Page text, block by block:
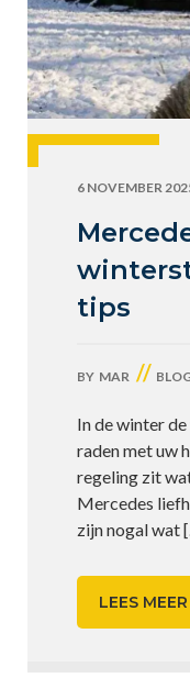
6 NOVEMBER
tips
BY MAR //
In de winter
raden met uw
regeling zit
Mercedes
zijn nogal wat
LEES MEER